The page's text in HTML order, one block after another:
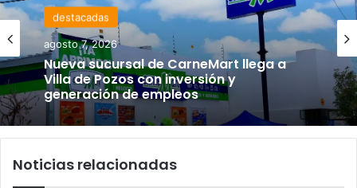
destacadas
agosto 7, 2026
Nueva sucursal de CarneMart llega a
Villa de Pozos con inversión y
generación de empleos
Noticias relacionadas